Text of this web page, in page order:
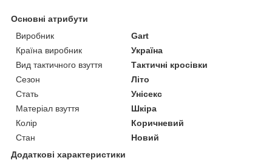
Основні атрибути
Виробник
Gart
Країна виробник
Україна
Вид тактичного взуття
Тактичні кросівки
Сезон
Літо
Стать
Унісекс
Матеріал взуття
Шкіра
Колір
Коричневий
Стан
Новий
Додаткові характеристики